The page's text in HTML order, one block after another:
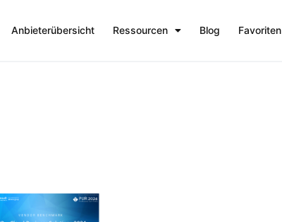
Anbieterübersicht Ressourcen Blog Favoriten